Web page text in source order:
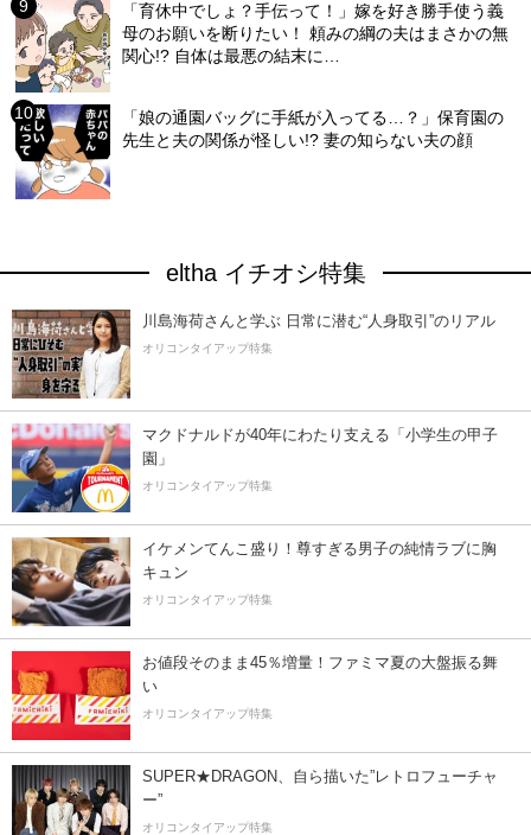
「育休中でしょ？手伝って！」嫁を好き勝手使う義
母のお願いを断りたい！ 頼みの綱の夫はまさかの無
関心!? 自体は最悪の結末に…
「娘の通園バッグに手紙が入ってる…？」保育園の
先生と夫の関係が怪しい!? 妻の知らない夫の顔
eltha イチオシ特集
川島海荷さんと学ぶ 日常に潜む“人身取引”のリアル
オリコンタイアップ特集
マクドナルドが40年にわたり支える「小学生の甲子
園」
オリコンタイアップ特集
イケメンてんこ盛り！尊すぎる男子の純情ラブに胸
キュン
オリコンタイアップ特集
お値段そのまま45％増量！ファミマ夏の大盤振る舞
い
オリコンタイアップ特集
SUPER★DRAGON、自ら描いた”レトロフューチャ
ー”
オリコンタイアップ特集